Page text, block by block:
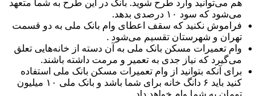
هم می‌توانید وارد طرح شوید. بانک در این طرح به شما متعهد
می‌شود که سود ۱۰ درصدی بدهد.
فراموش نکنید که سقف اعطای وام بانک ملی به دو قسمت
تهران و شهرستان تقسیم می‌شود .
وام تعمیرات مسکن بانک ملی به آن دسته از خانه‌هایی تعلق
می‌گیرد که نیاز جدی به تعمیر و مرمت داشته باشند.
برای آنکه بتوانید از وام تعمیرات مسکن بانک ملی استفاده
کنید باید ۶ دانگ خانه برای شما باشد و بانک ملی ۱۰ میلیون
تومان به شما وام خواهد داد.